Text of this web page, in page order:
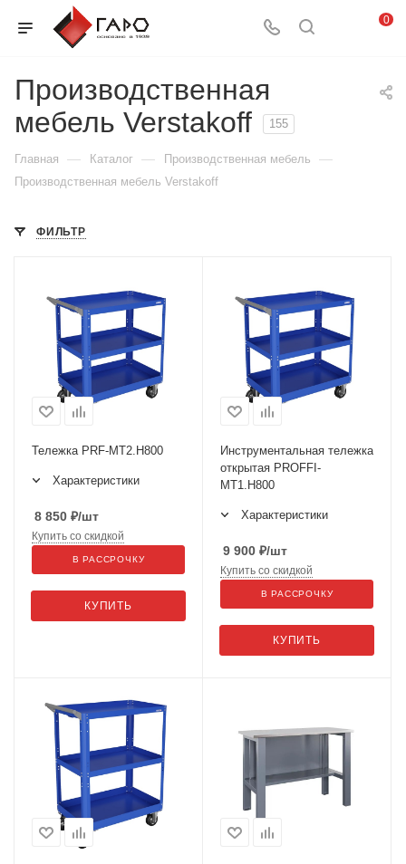
0
Производственная
мебель Verstakoff
155
Главная — Каталог — Производственная мебель —
Производственная мебель Verstakoff
ФИЛЬТР
Тележка PRF-МT2.H800
Характеристики
8 850 ₽/шт
КУПИТЬ
Купить со скидкой
В РАССРОЧКУ
Инструментальная тележка
открытая PROFFI-
МT1.H800
Характеристики
9 900 ₽/шт
КУПИТЬ
Купить со скидкой
В РАССРОЧКУ